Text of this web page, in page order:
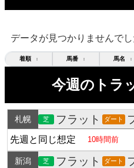
データが見つかりませんでし
着順 ↕ 馬番 ↕ 馬名 ↕
今週のトラ
札幌 芝 フラット ダート
先週と同じ想定 10時間前
新潟 芝 フラット ダート